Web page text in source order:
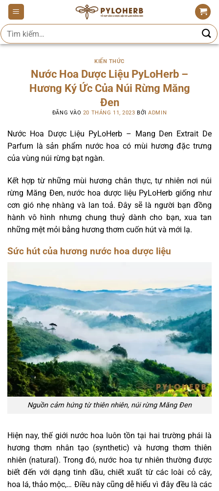
Bỏ
qua
nội
dung
Tìm
kiếm:
KIẾN THỨC
Nước Hoa Dược Liệu PyLoHerb –
Hương Ký Ức Của Núi Rừng Măng
Đen
ĐĂNG VÀO 20 THÁNG 11, 2023 BỞIADMIN
Nước Hoa Dược Liệu PyLoHerb – Mang Den Extrait De
Parfum là sản phẩm nước hoa có mùi hương đặc trưng
của vùng núi rừng bạt ngàn.
Kết hợp từ những mùi hương chân thực, tự nhiên nơi núi
rừng Măng Đen, nước hoa dược liệu PyLoHerb giống như
cơn gió nhẹ nhàng và lan toả. Đây sẽ là người bạn đồng
hành vô hình nhưng chung thuỷ dành cho bạn, xua tan
những mệt mỏi bằng hương thơm cuốn hút và mới lạ.
Sức hút của hương nước hoa dược liệu
Nguồn cảm hứng từ thiên nhiên, núi rừng Măng Đen
Hiện nay, thế giới nước hoa luôn tồn tại hai trường phái là
hương thơm nhân tạo (synthetic) và hương thơm thiên
nhiên (natural). Trong đó, nước hoa tự nhiên thường được
biết đến với dạng tinh dầu, chiết xuất từ các loài cỏ cây,
hoa lá, thảo mộc,… Điều này cũng dễ hiểu vì đây đều là các